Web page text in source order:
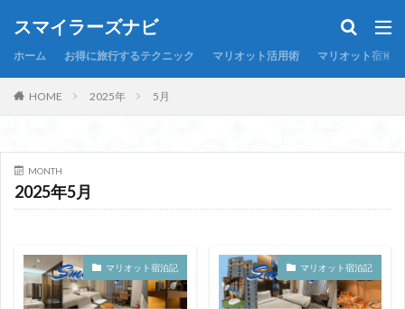
スマイラーズナビ
ホーム お得に旅行するテクニック マリオット活用術 マリオット宿泊記
HOME 2025年 5月
MONTH
2025年5月
マリオット宿泊記 マリオット宿泊記